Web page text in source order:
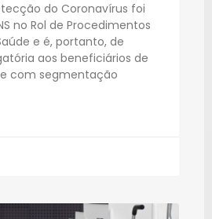
do Coronavírus foi
no Rol de Procedimentos
e é, portanto, de
aos beneficiários de
com segmentação